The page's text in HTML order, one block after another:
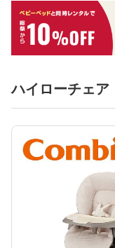
ハイローチェ